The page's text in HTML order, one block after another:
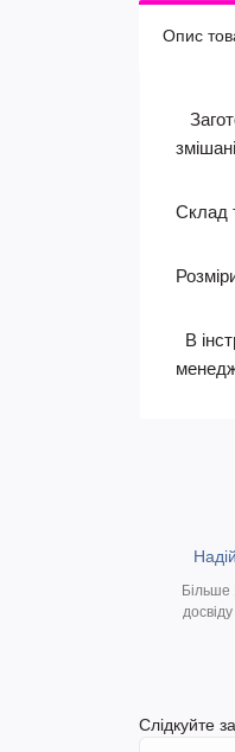
Опис
Склад
В
Більше
Слідкуйте